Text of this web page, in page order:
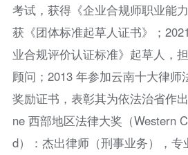
考试，获得《企业合规师职业能
获《团体标准起草人证书》；
业合规评价认证标准》起草人，
顾问；2013 年参加云南十大律师
奖励证书，表彰其为依法治省作
ne 西部地区法律大奖（Western
d）：杰出律师（刑事业务），专